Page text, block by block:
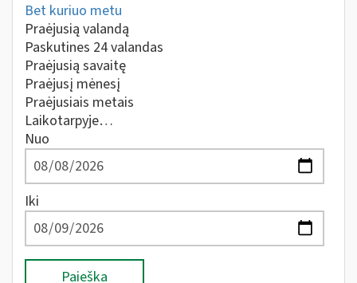
Bet kuriuo metu
Praėjusią valandą
Paskutines 24 valandas
Praėjusią savaitę
Praėjusį mėnesį
Praėjusiais metais
Laikotarpyje…
Nuo
Iki
Paieška